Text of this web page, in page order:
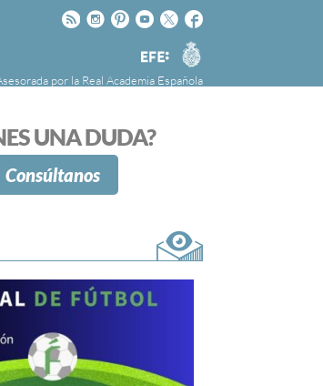
Facebook
Twitter
Youtube
Pinteres
Instagram
Rss
Agencia
EFE
por la Real Academia Española
una fundación patrocinada por
y la Real Academia Española,
colaborar con el buen uso del
UNA DUDA?
Consúltanos